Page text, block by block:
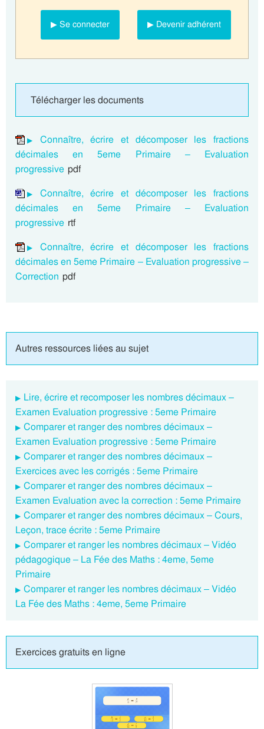
▶ Se connecter ▶ Devenir adhérent
Télécharger les documents
Connaître, écrire et décomposer les fractions
décimales en 5eme Primaire – Evaluation
progressive pdf
Connaître, écrire et décomposer les fractions
décimales en 5eme Primaire – Evaluation
progressive rtf
Connaître, écrire et décomposer les fractions
décimales en 5eme Primaire – Evaluation progressive –
Correction pdf
Autres ressources liées au sujet
Lire, écrire et recomposer les nombres décimaux –
Examen Evaluation progressive : 5eme Primaire
Comparer et ranger des nombres décimaux –
Examen Evaluation progressive : 5eme Primaire
Comparer et ranger des nombres décimaux –
Exercices avec les corrigés : 5eme Primaire
Comparer et ranger des nombres décimaux –
Examen Evaluation avec la correction : 5eme Primaire
Comparer et ranger des nombres décimaux – Cours,
Leçon, trace écrite : 5eme Primaire
Comparer et ranger les nombres décimaux – Vidéo
pédagogique – La Fée des Maths : 4eme, 5eme
Primaire
Comparer et ranger les nombres décimaux – Vidéo
La Fée des Maths : 4eme, 5eme Primaire
Exercices gratuits en ligne